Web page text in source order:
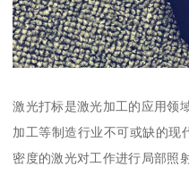
激光打标是激光加工的应用领
加工等制造行业不可或缺的现
密度的激光对工作进行局部照